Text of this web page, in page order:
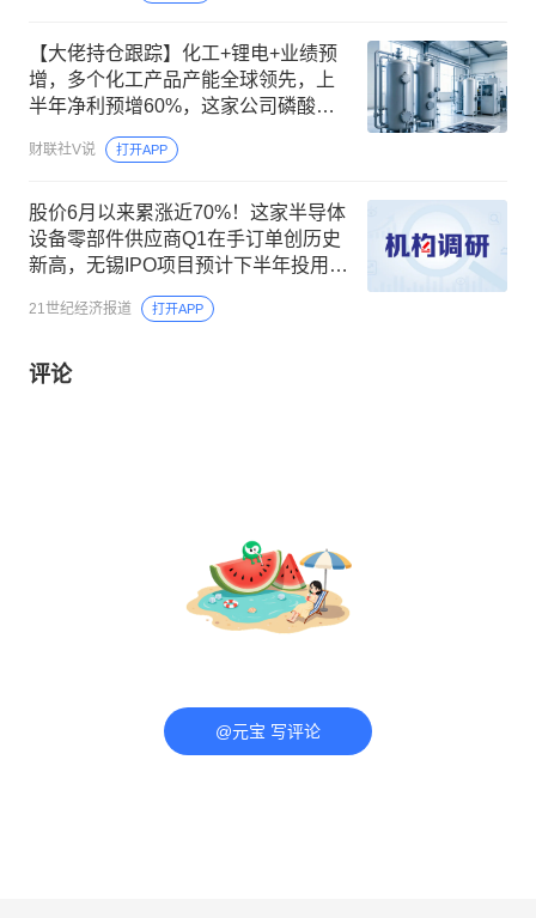
【大佬持仓跟踪】化工+锂电+业绩预
增，多个化工产品产能全球领先，上
半年净利预增60%，这家公司磷酸铁
锂在头部客户实现批量供货
财联社V说 打开APP
股价6月以来累涨近70%！这家半导体
设备零部件供应商Q1在手订单创历史
新高，无锡IPO项目预计下半年投用丨
21世纪经济报道 打开APP
评论
@元宝 写评论